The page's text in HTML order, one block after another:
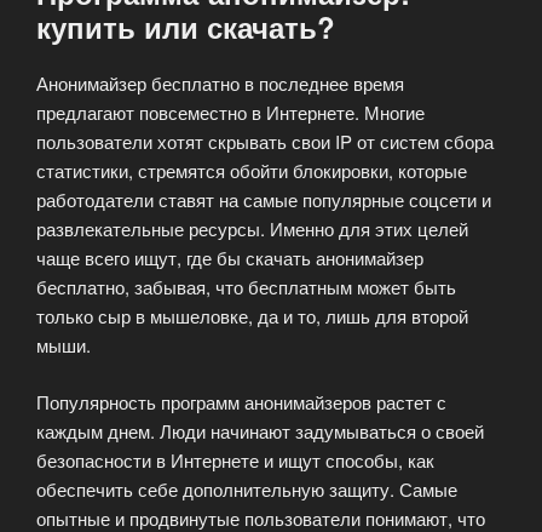
купить или скачать?
Анонимайзер бесплатно в последнее время
предлагают повсеместно в Интернете. Многие
пользователи хотят скрывать свои IP от систем сбора
статистики, стремятся обойти блокировки, которые
работодатели ставят на самые популярные соцсети и
развлекательные ресурсы. Именно для этих целей
чаще всего ищут, где бы скачать анонимайзер
бесплатно, забывая, что бесплатным может быть
только сыр в мышеловке, да и то, лишь для второй
мыши.
Популярность программ анонимайзеров растет с
каждым днем. Люди начинают задумываться о своей
безопасности в Интернете и ищут способы, как
обеспечить себе дополнительную защиту. Самые
опытные и продвинутые пользователи понимают, что